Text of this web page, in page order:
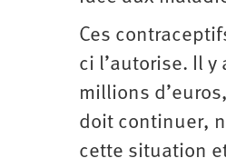
Ces
ci l’autorise. Il
millions
doit continuer,
cette situation